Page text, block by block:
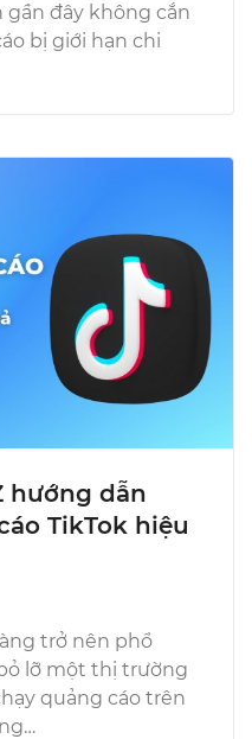
gần đây không cắn
bị giới hạn chi
hướng dẫn
TikTok hiệu
trở nên phổ
lỡ một thị trường
quảng cáo trên